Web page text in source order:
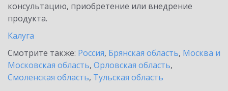
консультацию, приобретение или внедрение
продукта.
Калуга
Смотрите также: Россия, Брянская область, Москва и
Московская область, Орловская область,
Смоленская область, Тульская область